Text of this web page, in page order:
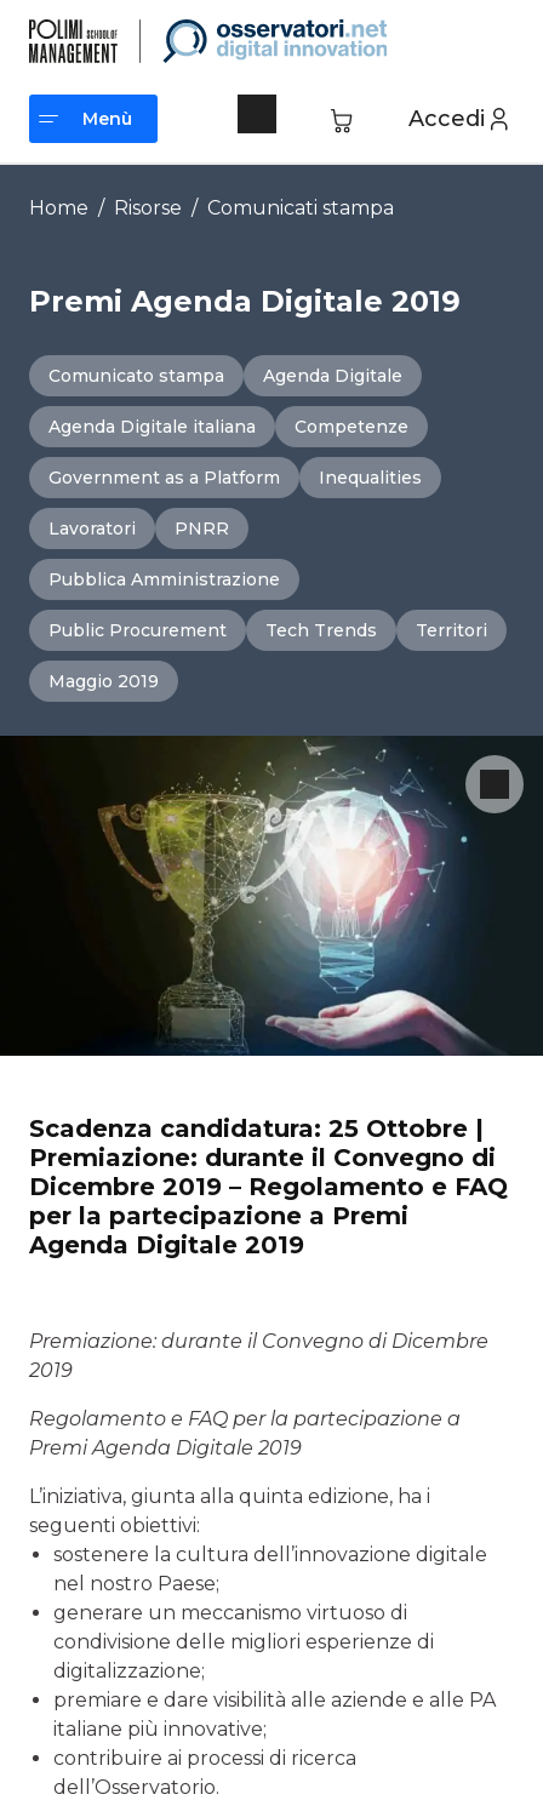
contenuto
Accedi
Menù
Menù
Home / Risorse / Comunicati stampa
Premi Agenda Digitale 2019
Comunicato stampa Agenda Digitale
Agenda Digitale italiana Competenze
Government as a Platform Inequalities
Lavoratori PNRR
Pubblica Amministrazione
Public Procurement Tech Trends Territori
Maggio 2019
Scadenza candidatura: 25 Ottobre |
Premiazione: durante il Convegno di
Dicembre 2019 – Regolamento e FAQ
per la partecipazione a Premi
Agenda Digitale 2019
Premiazione: durante il Convegno di Dicembre
2019
Regolamento e FAQ per la partecipazione a
Premi Agenda Digitale 2019
L’iniziativa, giunta alla quinta edizione, ha i
seguenti obiettivi:
sostenere la cultura dell’innovazione digitale
nel nostro Paese;
generare un meccanismo virtuoso di
condivisione delle migliori esperienze di
digitalizzazione;
premiare e dare visibilità alle aziende e alle PA
italiane più innovative;
contribuire ai processi di ricerca
dell’Osservatorio.